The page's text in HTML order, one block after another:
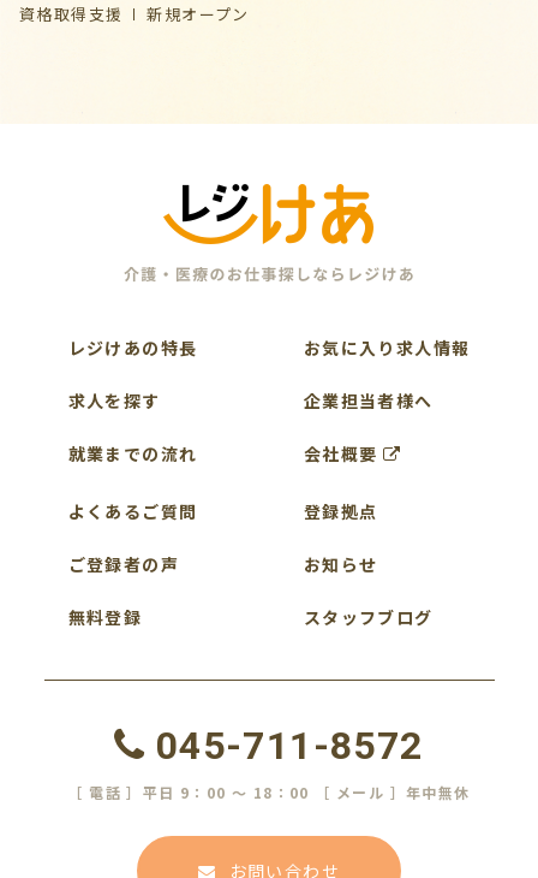
資格取得支援
新規オープン
レジけあの特長
求人を探す
就業までの流れ
よくあるご質問
ご登録者の声
無料登録
お気に入り求人情報
企業担当者様へ
会社概要
登録拠点
お知らせ
スタッフブログ
045-711-8572
［ 電話 ］平日 9：00 ～ 18：00 ［ メール ］年中無休
お問い合わせ